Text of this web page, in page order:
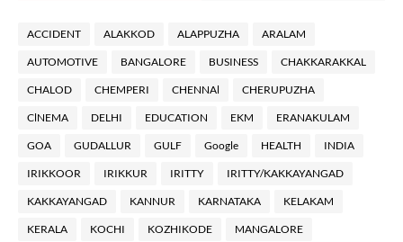
ACCIDENT ALAKKOD ALAPPUZHA ARALAM
AUTOMOTIVE BANGALORE BUSINESS CHAKKARAKKAL
CHALOD CHEMPERI CHENNAl CHERUPUZHA
ClNEMA DELHI EDUCATION EKM ERANAKULAM
GOA GUDALLUR GULF Google HEALTH INDIA
IRIKKOOR IRIKKUR IRITTY IRITTY/KAKKAYANGAD
KAKKAYANGAD KANNUR KARNATAKA KELAKAM
KERALA KOCHI KOZHIKODE MANGALORE